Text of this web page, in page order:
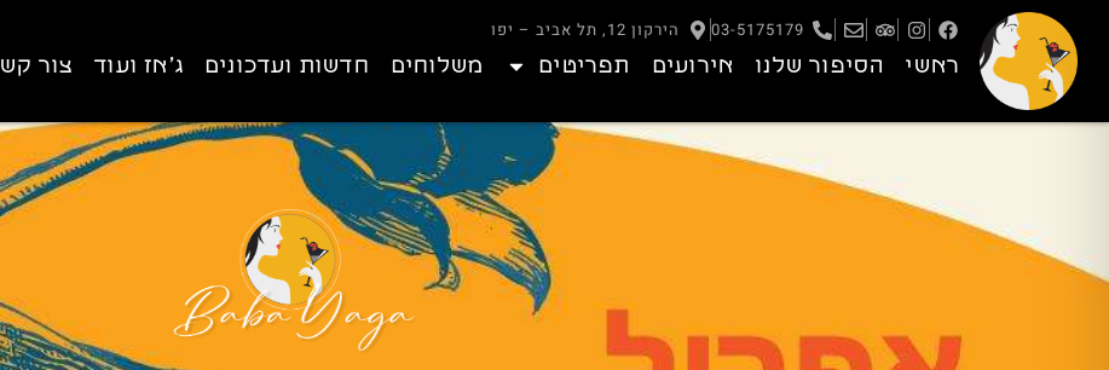
03-5175179 הירקון 12, תל אביב – יפו
ראשי הסיפור שלנו אירועים תפריטים משלוחים חדשות ועדכונים ג’אז ועוד צור